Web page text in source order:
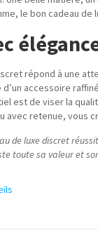
le bon cadeau
répond à une
d’un accessoire
est de viser la
avec retenue, vous
de luxe discret
toute sa valeur et